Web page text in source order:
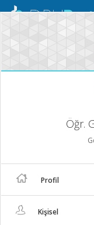
Öğr.
Profil
Kişisel